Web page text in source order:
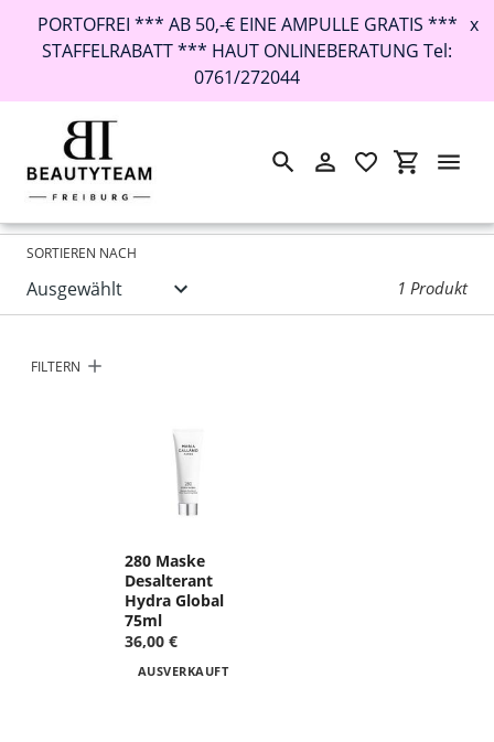
Direkt
Inhalt
PORTOFREI *** AB 50,-€ EINE AMPULLE GRATIS ***
STAFFELRABATT *** HAUT ONLINEBERATUNG Tel:
0761/272044
x
SuchenEinloggen
Startseite › Maria Galland92
SORTIEREN NACH
1 Produkt
FILTERN
280 Maske
Desalterant
Hydra Global
75ml
36,00 €
AUSVERKAUFT